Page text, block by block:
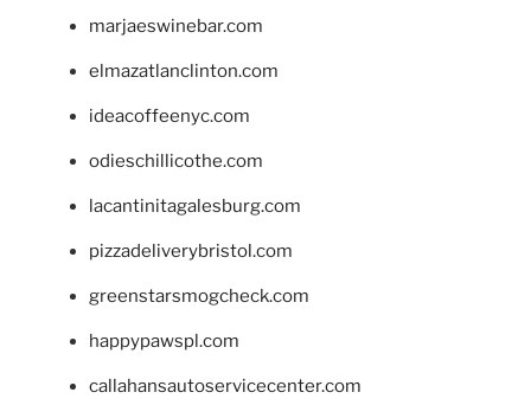
marjaeswinebar.com
elmazatlanclinton.com
ideacoffeenyc.com
odieschillicothe.com
lacantinitagalesburg.com
pizzadeliverybristol.com
greenstarsmogcheck.com
happypawspl.com
callahansautoservicecenter.com